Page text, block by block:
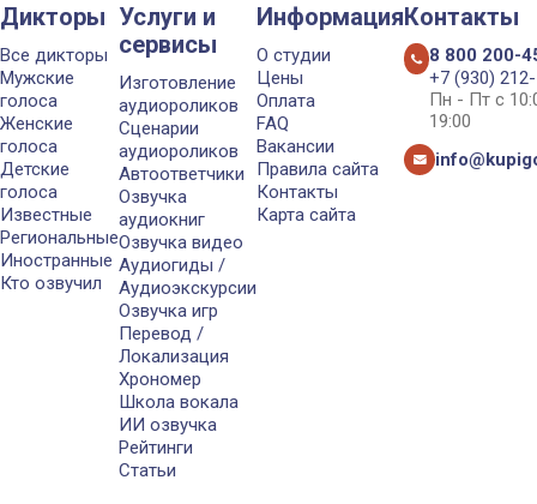
Дикторы
Все дикторы
Мужские
голоса
Женские
голоса
Детские
голоса
Известные
Региональные
Иностранные
Кто озвучил
Услуги и
сервисы
Изготовление
аудиороликов
Сценарии
аудиороликов
Автоответчики
Озвучка
аудиокниг
Озвучка видео
Аудиогиды /
Аудиоэкскурсии
Озвучка игр
Перевод /
Локализация
Хрономер
Школа вокала
ИИ озвучка
Рейтинги
Статьи
Информация
О студии
Цены
Оплата
FAQ
Вакансии
Правила сайта
Контакты
Карта сайта
Контакты
8 800 200-
+7 (930)
Пн - Пт с
19:00